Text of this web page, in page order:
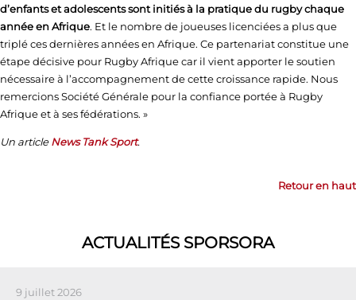
d’enfants et adolescents sont initiés à la pratique du rugby chaque
année en Afrique. Et le nombre de joueuses licenciées a plus que
triplé ces dernières années en Afrique. Ce partenariat constitue une
étape décisive pour Rugby Afrique car il vient apporter le soutien
nécessaire à l’accompagnement de cette croissance rapide. Nous
remercions Société Générale pour la confiance portée à Rugby
Afrique et à ses fédérations. »
Un articleNews Tank Sport.
Retour en haut
ACTUALITÉS SPORSORA
9 juillet 2026